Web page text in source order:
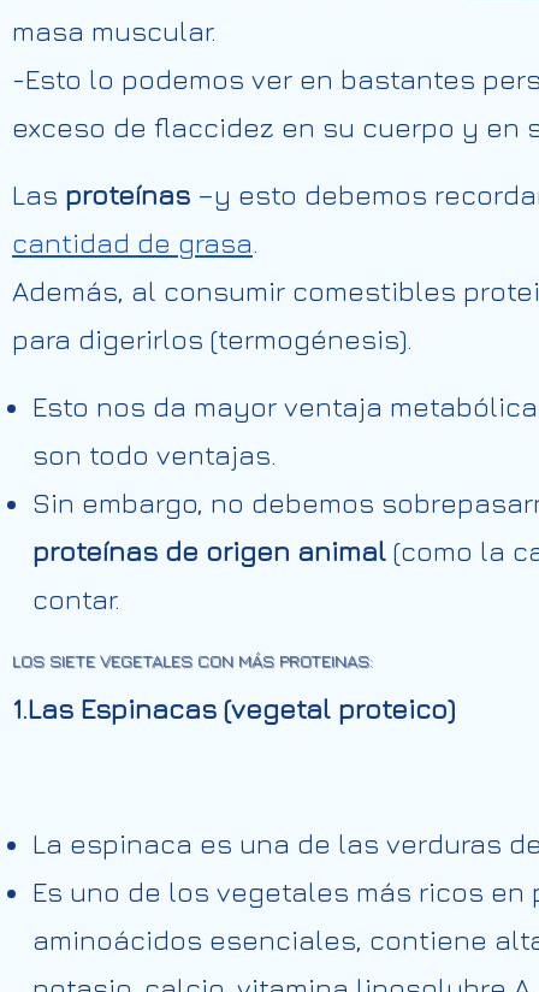
masa muscular.
-Esto lo podemos ver en bastantes
exceso de flaccidez en su cuerpo y en
Las proteínas –y esto debemos
cantidad de grasa.
Además, al consumir comestibles
para digerirlos (termogénesis).
Esto nos da mayor ventaja
son todo ventajas.
Sin embargo, no debemos
proteínas de origen animal (como la
contar.
LOS SIETE VEGETALES CON MÁS PROTEINAS:
1.Las Espinacas (vegetal proteico)
La espinaca es una de las verduras
Es uno de los vegetales más ricos
aminoácidos esenciales, contiene